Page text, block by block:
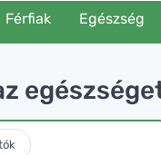
Férfiak Egészség